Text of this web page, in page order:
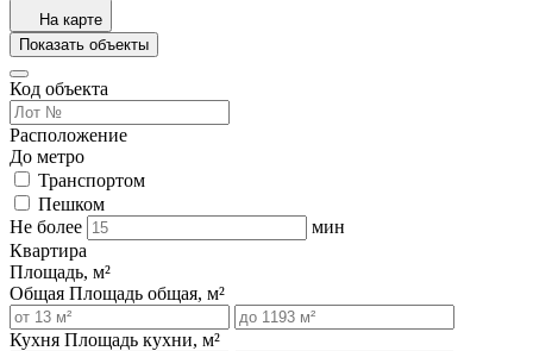
На карте
Показать объекты
Код объекта
Расположение
До метро
Транспортом
Пешком
Не более
мин
Квартира
Площадь, м²
Общая Площадь общая, м²
Кухня Площадь кухни, м²